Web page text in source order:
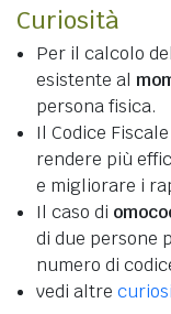
Curiosità
Per il calcolo
esistente al
persona fisica.
Il Codice
rendere più
e migliorare i
Il caso di
di due persone
numero di
vedi altre